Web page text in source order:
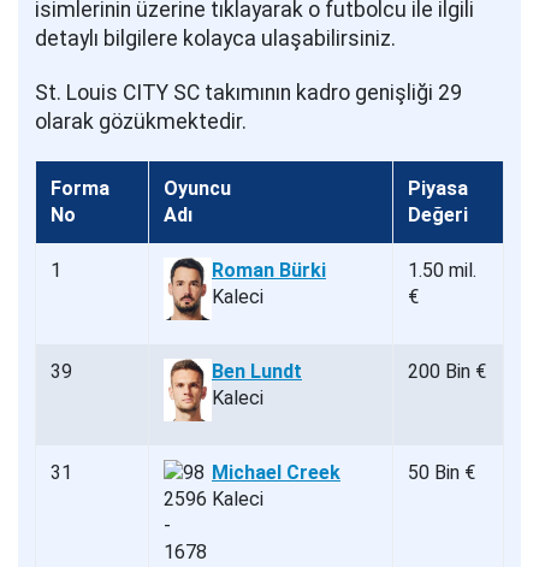
isimlerinin üzerine tıklayarak o futbolcu ile ilgili
detaylı bilgilere kolayca ulaşabilirsiniz.
St. Louis CITY SC takımının kadro genişliği 29
olarak gözükmektedir.
Forma
No
Oyuncu
Adı
Piyasa
Değeri
1
Roman Bürki
Kaleci
1.50 mil.
€
39
Ben Lundt
Kaleci
200 Bin €
31
Michael Creek
Kaleci
50 Bin €